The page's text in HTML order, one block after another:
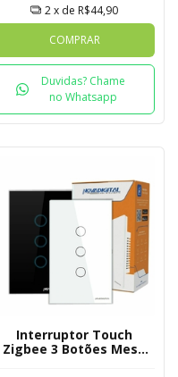
2x de R$44,90
COMPRAR
Duvidas? Chame
no Whatsapp
Interruptor Touch
Zigbee 3 Botões Mesh